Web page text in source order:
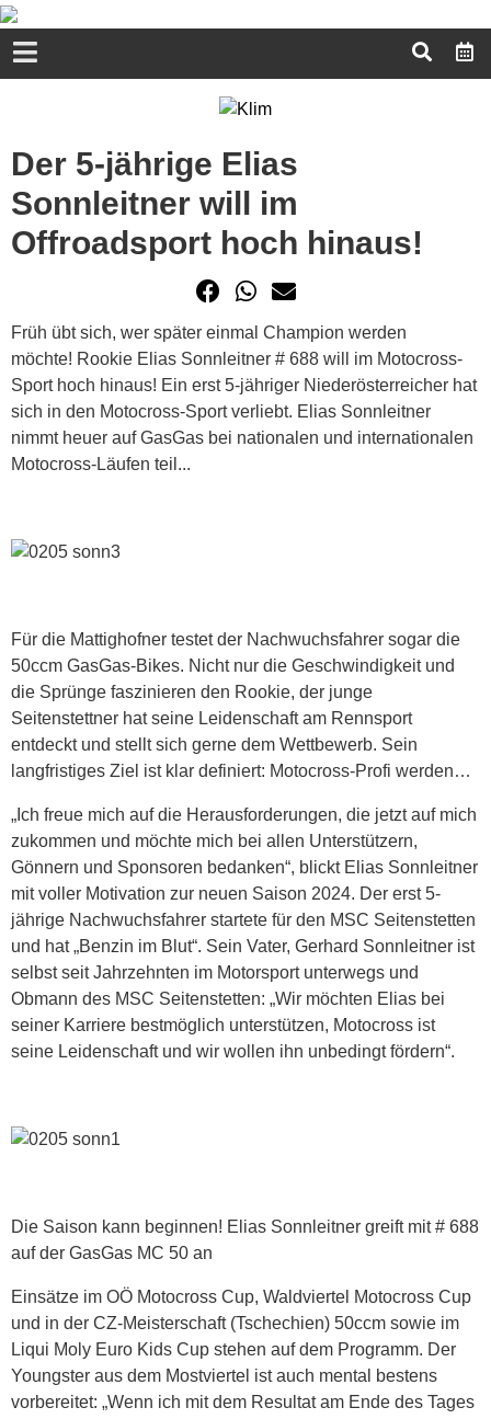
Der 5-jährige Elias
Sonnleitner will im
Offroadsport hoch hinaus!
Früh übt sich, wer später einmal Champion werden
möchte! Rookie Elias Sonnleitner # 688 will im Motocross-
Sport hoch hinaus! Ein erst 5-jähriger Niederösterreicher hat
sich in den Motocross-Sport verliebt. Elias Sonnleitner
nimmt heuer auf GasGas bei nationalen und internationalen
Motocross-Läufen teil...
Für die Mattighofner testet der Nachwuchsfahrer sogar die
50ccm GasGas-Bikes. Nicht nur die Geschwindigkeit und
die Sprünge faszinieren den Rookie, der junge
Seitenstettner hat seine Leidenschaft am Rennsport
entdeckt und stellt sich gerne dem Wettbewerb. Sein
langfristiges Ziel ist klar definiert: Motocross-Profi werden…
„Ich freue mich auf die Herausforderungen, die jetzt auf mich
zukommen und möchte mich bei allen Unterstützern,
Gönnern und Sponsoren bedanken“, blickt Elias Sonnleitner
mit voller Motivation zur neuen Saison 2024. Der erst 5-
jährige Nachwuchsfahrer startete für den MSC Seitenstetten
und hat „Benzin im Blut“. Sein Vater, Gerhard Sonnleitner ist
selbst seit Jahrzehnten im Motorsport unterwegs und
Obmann des MSC Seitenstetten: „Wir möchten Elias bei
seiner Karriere bestmöglich unterstützen, Motocross ist
seine Leidenschaft und wir wollen ihn unbedingt fördern“.
Die Saison kann beginnen! Elias Sonnleitner greift mit # 688
auf der GasGas MC 50 an
Einsätze im OÖ Motocross Cup, Waldviertel Motocross Cup
und in der CZ-Meisterschaft (Tschechien) 50ccm sowie im
Liqui Moly Euro Kids Cup stehen auf dem Programm. Der
Youngster aus dem Mostviertel ist auch mental bestens
vorbereitet: „Wenn ich mit dem Resultat am Ende des Tages